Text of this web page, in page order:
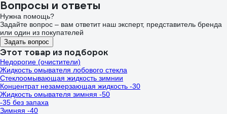
Вопросы и ответы
Нужна помощь?
Задайте вопрос – вам ответит наш эксперт, представитель бренда
или один из покупателей
Задать вопрос
Этот товар из подборок
Недорогие (очистители)
Жидкость омывателя лобового стекла
Стеклоомывающая жидкость зимнии
Концентрат незамерзающая жидкость -30
Жидкость омывателя зимняя -50
-35 без запаха
Зимняя -40